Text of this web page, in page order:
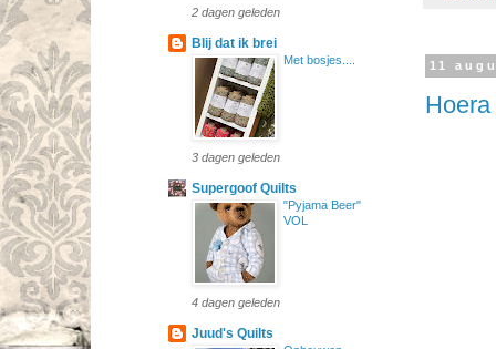
11
2 dagen geleden
Blij dat ik brei
Met bosjes....
3 dagen geleden
Supergoof Quilts
"Pyjama Beer"
VOL
4 dagen geleden
Juud's Quilts